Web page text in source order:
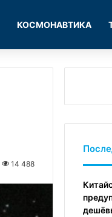
КОСМОНАВТИКА
14 488